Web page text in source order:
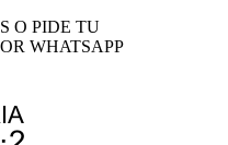
O PIDE TU
WHATSAPP